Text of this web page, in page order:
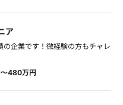
ア
企業です！微経験の方もチャレ
480万円